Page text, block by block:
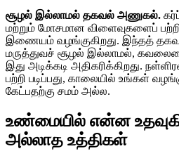
சூழல் இல்லாமல் தகவல் அணுகல்.
மற்றும் மோசமான விளைவுகளைப்
இணையம் வழங்குகிறது. இந்தத்
மருத்துவச் சூழல் இல்லாமல்,
இது அடிக்கடி அதிகரிக்கிறது.
பற்றி படிப்பது, காலையில் உங்கள்
கேட்பதற்கு சமம் அல்ல.
உண்மையில் என்ன
அல்லாத உத்திகள்